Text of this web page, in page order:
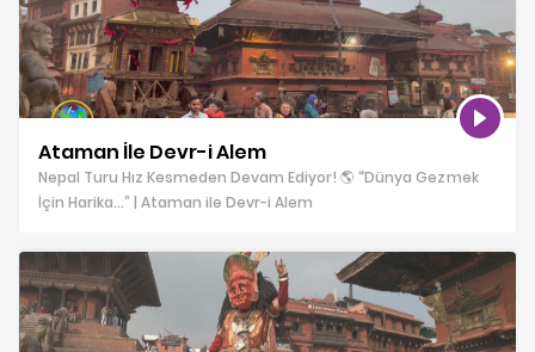
Ataman İle Devr-i Alem
Nepal Turu Hız Kesmeden Devam Ediyor! 🌎 “Dünya Gezmek
İçin Harika…” | Ataman ile Devr-i Alem